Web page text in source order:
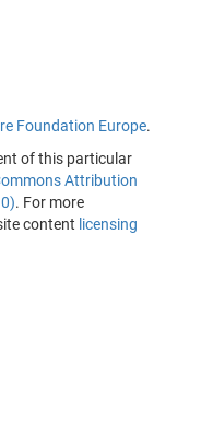
Foundation Europe.
of this particular
Attribution
. For more
content licensing